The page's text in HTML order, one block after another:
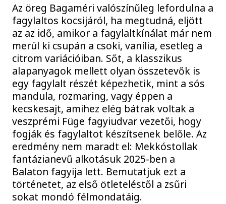
Az öreg Bagaméri valószínűleg lefordulna a
fagylaltos kocsijáról, ha megtudná, eljött
az az idő, amikor a fagylaltkínálat már nem
merül ki csupán a csoki, vanília, esetleg a
citrom variációiban. Sőt, a klasszikus
alapanyagok mellett olyan összetevők is
egy fagylalt részét képezhetik, mint a sós
mandula, rozmaring, vagy éppen a
kecskesajt, amihez elég bátrak voltak a
veszprémi Füge fagyiudvar vezetői, hogy
fogják és fagylaltot készítsenek belőle. Az
eredmény nem maradt el: Mekkóstollak
fantázianevű alkotásuk 2025-ben a
Balaton fagyija lett. Bemutatjuk ezt a
történetet, az első ötleteléstől a zsűri
sokat mondó félmondatáig.